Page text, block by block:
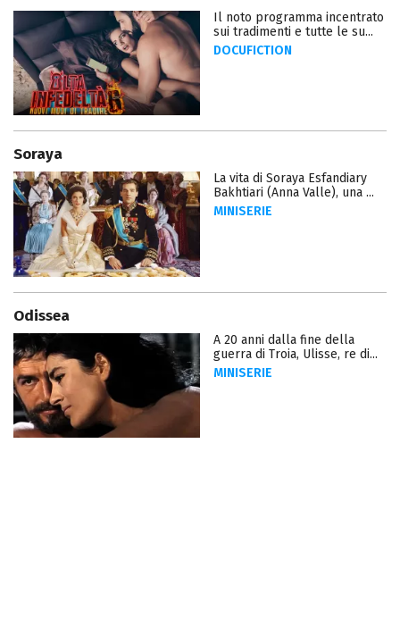
Il noto programma incentrato
sui tradimenti e tutte le su...
DOCUFICTION
Soraya
La vita di Soraya Esfandiary
Bakhtiari (Anna Valle), una ...
MINISERIE
Odissea
A 20 anni dalla fine della
guerra di Troia, Ulisse, re di...
MINISERIE